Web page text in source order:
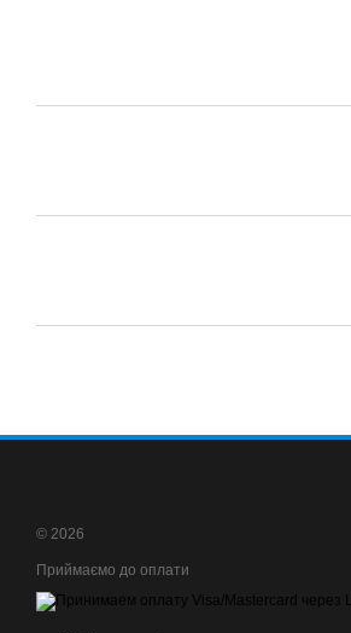
© 2026
Приймаємо до оплати